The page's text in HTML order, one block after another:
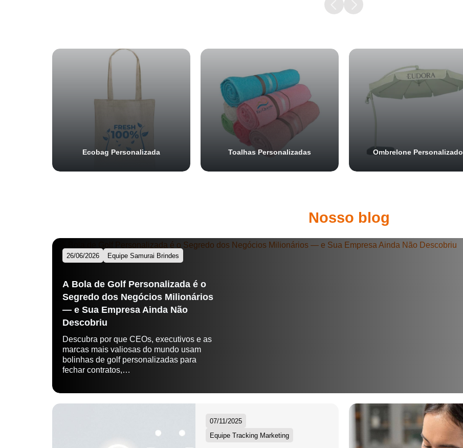
Ecobag Personalizada Toalhas Personalizadas Ombrelone Personalizado
Nosso blog
26/06/2026 Equipe Samurai Brindes
A Bola de Golf Personalizada é o
Segredo dos Negócios Milionários
— e Sua Empresa Ainda Não
Descobriu
Descubra por que CEOs, executivos e as
marcas mais valiosas do mundo usam
bolinhas de golf personalizadas para
fechar contratos,…
07/11/2025
Equipe Tracking Marketing
Samurai Brindes
Iniciar conversa